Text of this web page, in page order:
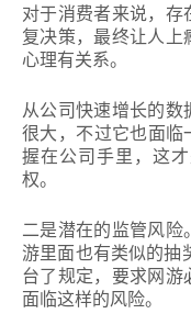
对于消费者来说，
复决策，最终让人
心理有关系。
从公司快速增长的
很大，不过它也面临
握在公司手里，这
权。
二是潜在的监管风险
游里面也有类似的抽
台了规定，要求网
面临这样的风险。